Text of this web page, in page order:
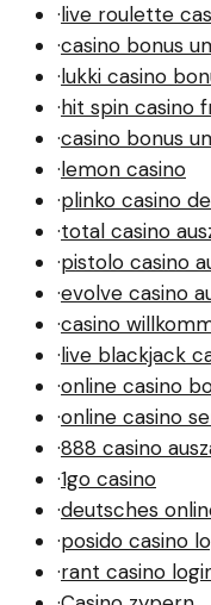
·live roulette
·casino bonus
·lukki casino
·hit spin casino
·casino bonus
·lemon casino
·plinko casino
·total casino
·pistolo casino
·evolve casino
·casino
·live blackjack
·online casino
·online casino
·888 casino
·1go casino
·deutsches
·posido casino
·rant casino